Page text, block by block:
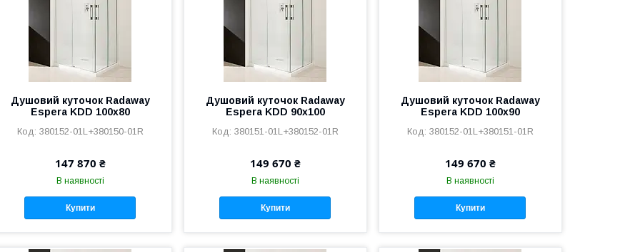
Душовий куточок Radaway
Espera KDD 100x80
380152-01L+380150-01R
147 870 ₴
В наявності
Купити
Душовий куточок Radaway
Espera KDD 90x100
380151-01L+380152-01R
149 670 ₴
В наявності
Купити
Душовий куточок Radaway
Espera KDD 100x90
380152-01L+380151-01R
149 670 ₴
В наявності
Купити